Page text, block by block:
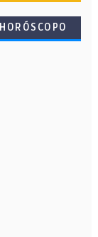
HORÓSCOPO